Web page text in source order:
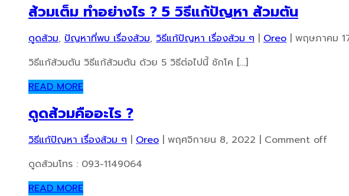
ส้วมเต็ม ทำอย่างไร ? 5 วิธีแก้ปัญหา ส้วมตัน
ดูดส้วม‚ ปัญหาที่พบ เรื่องส้วม‚ วิธีแก้ปัญหา เรื่องส้วม ๆ | Oreo | พฤษภาคม
วิธีแก้ส้วมตัน วิธีแก้ส้วมตัน ด้วย 5 วิธีต่อไปนี้ ชักโค […]
READ MORE
ดูดส้วมคืออะไร ?
วิธีแก้ปัญหา เรื่องส้วม ๆ | Oreo | พฤศจิกายน 8, 2022 | Comment off
ดูดส้วมโทร : 093-1149064
READ MORE